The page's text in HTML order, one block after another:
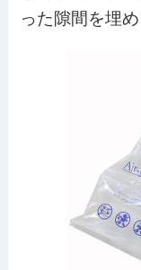
った隙間を埋